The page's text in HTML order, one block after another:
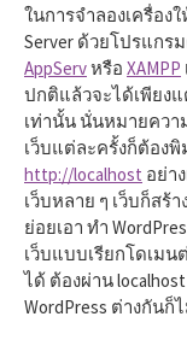
ในการจำลองเครื่องใ
Server ด้วยโปรแกร
AppServหรือ XAMPP
ปกติแล้วจะได้เพียงแ
เท่านั้น นั่นหมายควา
เว็บแต่ละครั้งก็ต้อง
http://localhost อย่า
เว็บหลาย ๆ เว็บก็สร้
ย่อยเอา ทำ
เว็บแบบเรียกโดเมน
ได้ ต้องผ่าน
WordPress ต่างกันก็